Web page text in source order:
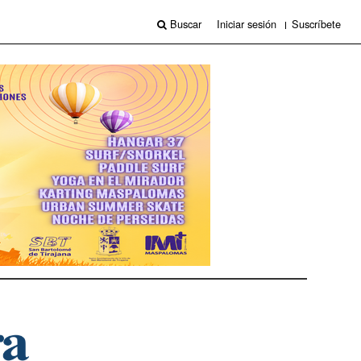
Buscar Iniciar sesión Suscríbete